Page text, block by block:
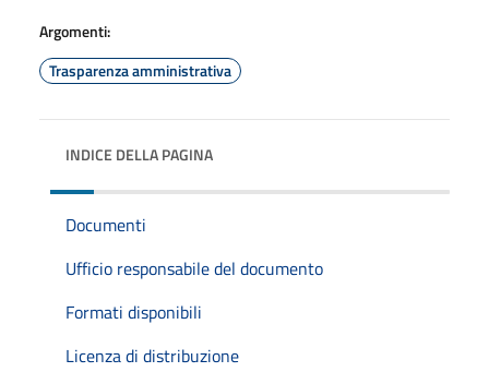
Argomenti:
Trasparenza amministrativa
INDICE DELLA PAGINA
Documenti
Ufficio responsabile del documento
Formati disponibili
Licenza di distribuzione